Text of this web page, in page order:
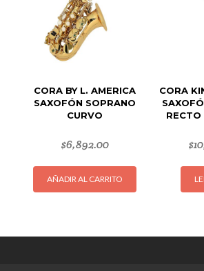
CORA BY L. AMERICA
SAXOFÓN SOPRANO
CURVO
$6,892.00
AÑADIR AL CARRITO
CORA
RECTO
$